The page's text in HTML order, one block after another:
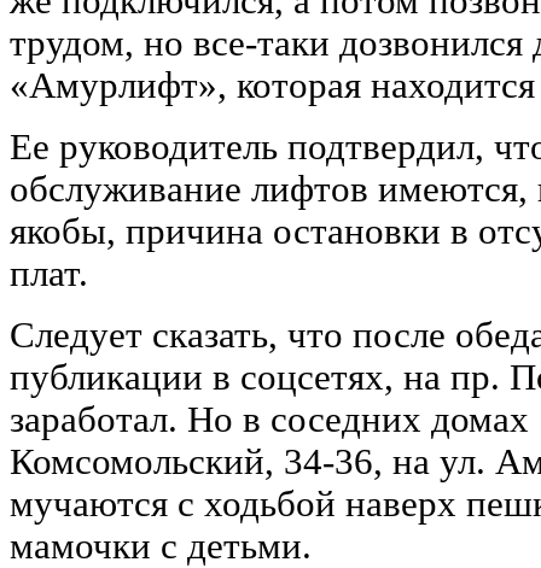
трудом, но все-таки
«Амурлифт», которая
Ее руководитель подтвердил,
обслуживание лифтов имеются,
якобы, причина остановки в
плат.
Следует сказать, что после
публикации в соцсетях, на пр.
заработал. Но в соседних
Комсомольский, 34-36, на ул.
мучаются с ходьбой наверх
мамочки с детьми.